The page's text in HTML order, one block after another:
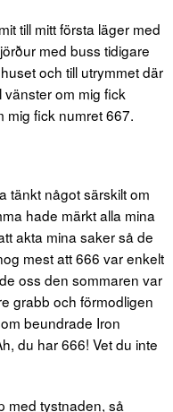
till mitt första läger med
med buss tidigare
och till utrymmet där
om mig fick
mig fick numret 667.
tänkt något särskilt om
hade märkt alla mina
akta mina saker så de
mest att 666 var enkelt
oss den sommaren var
grabb och förmodligen
beundrade Iron
du har 666! Vet du inte
med tystnaden, så